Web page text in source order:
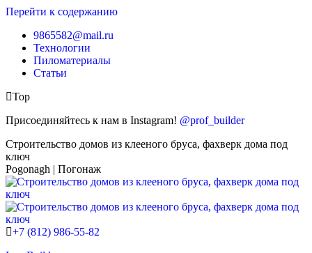
Перейти к содержанию
9865582@mail.ru
Технологии
Пиломатериалы
Статьи
Top
Присоединяйтесь к нам в Instagram! @prof_builder
Строительство домов из клееного бруса, фахверк дома под
ключ
Pogonagh | Погонаж
+7 (812) 986-55-82